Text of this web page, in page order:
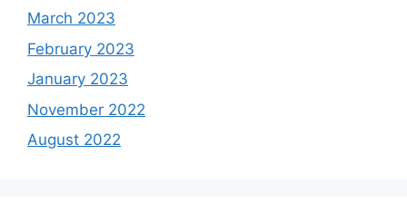
March 2023
February 2023
January 2023
November 2022
August 2022